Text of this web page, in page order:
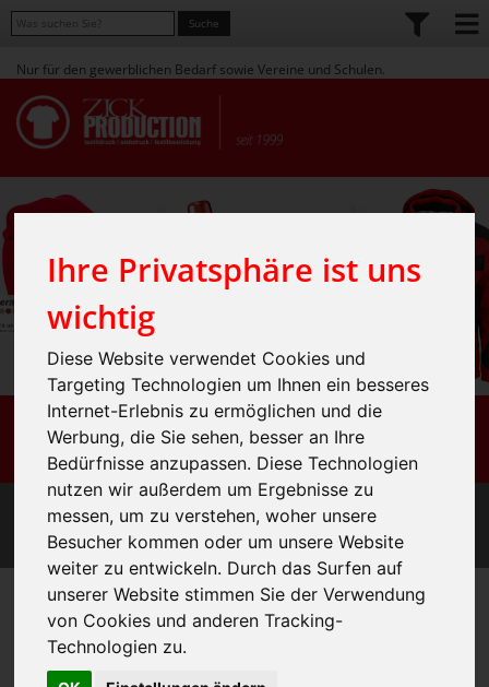
Ihre Privatsphäre ist uns
wichtig
Diese Website verwendet Cookies und
Targeting Technologien um Ihnen ein besseres
Internet-Erlebnis zu ermöglichen und die
Werbung, die Sie sehen, besser an Ihre
Bedürfnisse anzupassen. Diese Technologien
nutzen wir außerdem um Ergebnisse zu
messen, um zu verstehen, woher unsere
Besucher kommen oder um unsere Website
weiter zu entwickeln. Durch das Surfen auf
unserer Website stimmen Sie der Verwendung
von Cookies und anderen Tracking-
Technologien zu.
Nur für den gewerblichen Bedarf sowie Vereine und Schulen.
UNSERE TEXTILIEN & ARTIKEL DIE WIR FÜR SIE
VEREDELN.